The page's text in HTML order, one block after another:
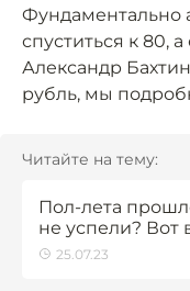
Фундаментально
спуститься к 80,
Александр
рубль, мы
Читайте на тему:
Пол-лета
не успели? Вот
25.07.23